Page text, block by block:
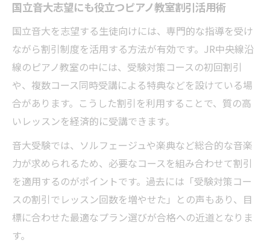
習い事を続けるためのピアノ教室割引の活
用術
ピアノ教室割引がある場合の費用面での注
意点
音楽を楽しみながら割引も活かせるピアノ教室
探し
ピアノ教室割引で音楽の楽しさを気軽に体
験
ピアノ教室の割引とイベント参加のおすす
め
割引を活かしたピアノ教室での音楽交流術
音楽好き必見のピアノ教室割引活用ポイン
国立音大志望にも役立つピアノ教室割引活用術
国立音大を志望する生徒向けには、専門的な指導を受け
ながら割引制度を活用する方法が有効です。JR中央線沿
線のピアノ教室の中には、受験対策コースの初回割引
や、複数コース同時受講による特典などを設けている場
合があります。こうした割引を利用することで、質の高
いレッスンを経済的に受講できます。
音大受験では、ソルフェージュや楽典など総合的な音楽
力が求められるため、必要なコースを組み合わせて割引
を適用するのがポイントです。過去には「受験対策コー
スの割引でレッスン回数を増やせた」との声もあり、目
標に合わせた最適なプラン選びが合格への近道となりま
す。